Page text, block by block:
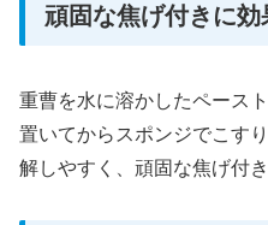
頑固な焦げ付きに
重曹を水に溶かしたペース
置いてからスポンジでこす
解しやすく、頑固な焦げ付